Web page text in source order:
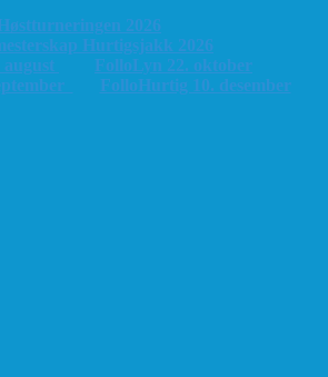
2026
Hurtigsjakk 2026
FolloLyn 22. oktober
FolloHurtig 10. desember